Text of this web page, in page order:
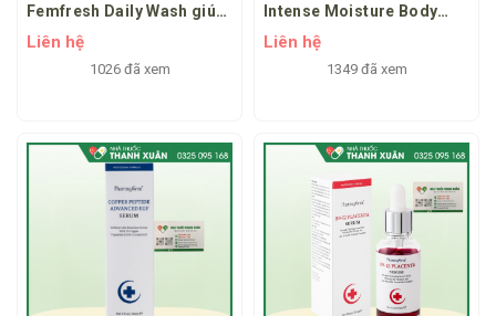
Femfresh Daily Wash giúp
làm sạch, khử mùi, làm
thơm vùng kín
Liên hệ
1026 đã xem
Intense Moisture Body
Lotion giúp loại bỏ tế bào
chết cơ thể dịu nhẹ
Liên hệ
1349 đã xem